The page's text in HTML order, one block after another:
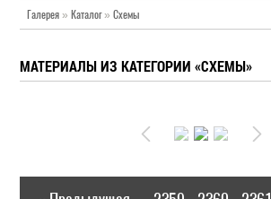
Галерея » Каталог» Схемы
МАТЕРИАЛЫ ИЗ КАТЕГОРИИ «СХЕМЫ»